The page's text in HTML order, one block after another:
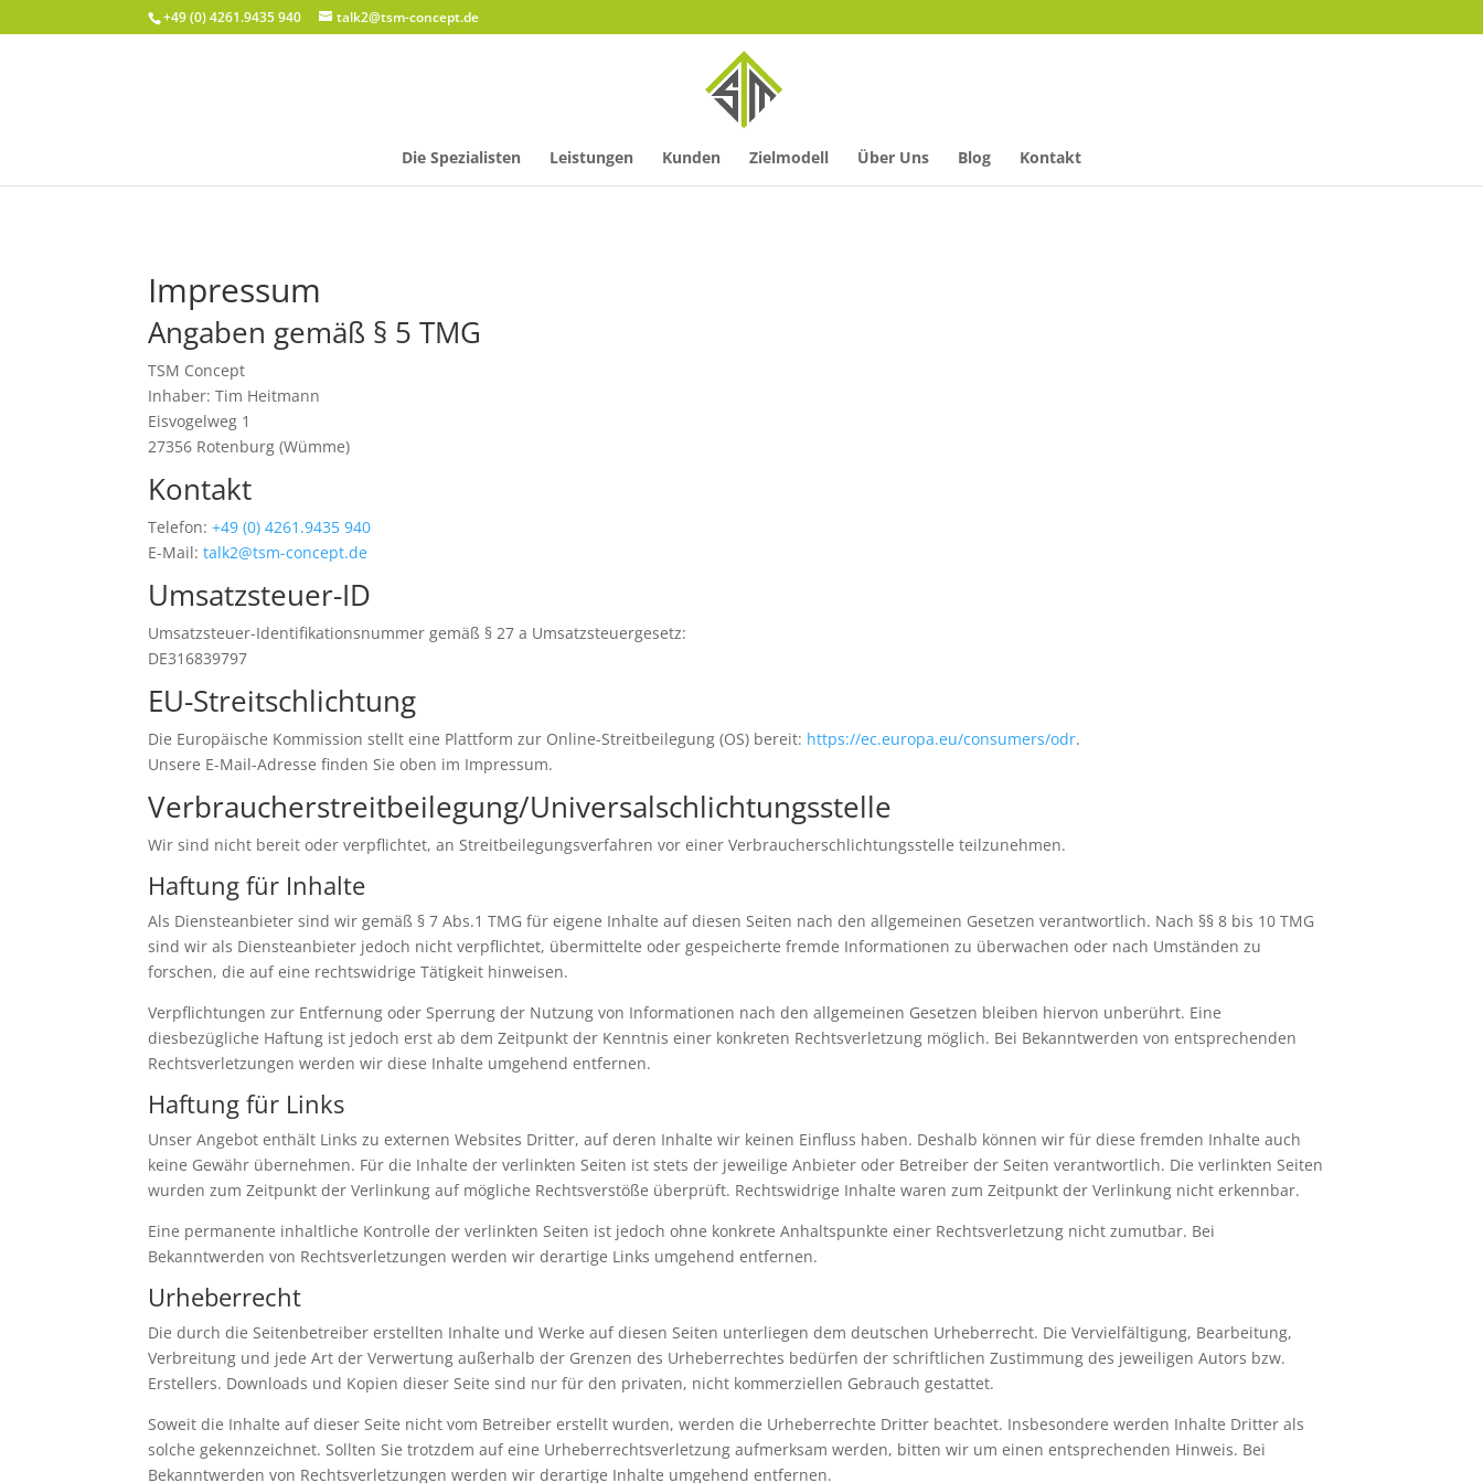
+49 (0) 4261.9435 940 talk2@tsm-concept.de
Die Spezialisten Leistungen Kunden Zielmodell Über Uns Blog Kontakt
Impressum
Angaben gemäß § 5 TMG
TSM Concept
Inhaber: Tim Heitmann
Eisvogelweg 1
27356 Rotenburg (Wümme)
Kontakt
Telefon: +49 (0) 4261.9435 940
E-Mail: talk2@tsm-concept.de
Umsatzsteuer-ID
Umsatzsteuer-Identifikationsnummer gemäß § 27 a Umsatzsteuergesetz:
DE316839797
EU-Streitschlichtung
Die Europäische Kommission stellt eine Plattform zur Online-Streitbeilegung (OS) bereit: https://ec.europa.eu/consumers/odr.
Unsere E-Mail-Adresse finden Sie oben im Impressum.
Verbraucher­streit­beilegung/Universal­schlichtungs­stelle
Wir sind nicht bereit oder verpflichtet, an Streitbeilegungsverfahren vor einer Verbraucherschlichtungsstelle teilzunehmen.
Haftung für Inhalte
Als Diensteanbieter sind wir gemäß § 7 Abs.1 TMG für eigene Inhalte auf diesen Seiten nach den allgemeinen Gesetzen verantwortlich. Nach §§ 8 bis 10 TMG
sind wir als Diensteanbieter jedoch nicht verpflichtet, übermittelte oder gespeicherte fremde Informationen zu überwachen oder nach Umständen zu
forschen, die auf eine rechtswidrige Tätigkeit hinweisen.
Verpflichtungen zur Entfernung oder Sperrung der Nutzung von Informationen nach den allgemeinen Gesetzen bleiben hiervon unberührt. Eine
diesbezügliche Haftung ist jedoch erst ab dem Zeitpunkt der Kenntnis einer konkreten Rechtsverletzung möglich. Bei Bekanntwerden von entsprechenden
Rechtsverletzungen werden wir diese Inhalte umgehend entfernen.
Haftung für Links
Unser Angebot enthält Links zu externen Websites Dritter, auf deren Inhalte wir keinen Einfluss haben. Deshalb können wir für diese fremden Inhalte auch
keine Gewähr übernehmen. Für die Inhalte der verlinkten Seiten ist stets der jeweilige Anbieter oder Betreiber der Seiten verantwortlich. Die verlinkten Seiten
wurden zum Zeitpunkt der Verlinkung auf mögliche Rechtsverstöße überprüft. Rechtswidrige Inhalte waren zum Zeitpunkt der Verlinkung nicht erkennbar.
Eine permanente inhaltliche Kontrolle der verlinkten Seiten ist jedoch ohne konkrete Anhaltspunkte einer Rechtsverletzung nicht zumutbar. Bei
Bekanntwerden von Rechtsverletzungen werden wir derartige Links umgehend entfernen.
Urheberrecht
Die durch die Seitenbetreiber erstellten Inhalte und Werke auf diesen Seiten unterliegen dem deutschen Urheberrecht. Die Vervielfältigung, Bearbeitung,
Verbreitung und jede Art der Verwertung außerhalb der Grenzen des Urheberrechtes bedürfen der schriftlichen Zustimmung des jeweiligen Autors bzw.
Erstellers. Downloads und Kopien dieser Seite sind nur für den privaten, nicht kommerziellen Gebrauch gestattet.
Soweit die Inhalte auf dieser Seite nicht vom Betreiber erstellt wurden, werden die Urheberrechte Dritter beachtet. Insbesondere werden Inhalte Dritter als
solche gekennzeichnet. Sollten Sie trotzdem auf eine Urheberrechtsverletzung aufmerksam werden, bitten wir um einen entsprechenden Hinweis. Bei
Bekanntwerden von Rechtsverletzungen werden wir derartige Inhalte umgehend entfernen.